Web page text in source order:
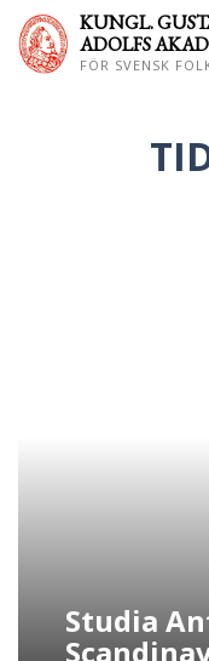
KUNGL. GUS
ADOLFS
FÖR SVENSK
Studia